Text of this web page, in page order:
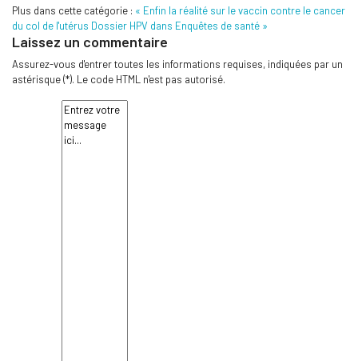
Plus dans cette catégorie : « Enfin la réalité sur le vaccin contre le cancer
du col de l'utérus Dossier HPV dans Enquêtes de santé »
Laissez un commentaire
Assurez-vous d'entrer toutes les informations requises, indiquées par un
astérisque (*). Le code HTML n'est pas autorisé.